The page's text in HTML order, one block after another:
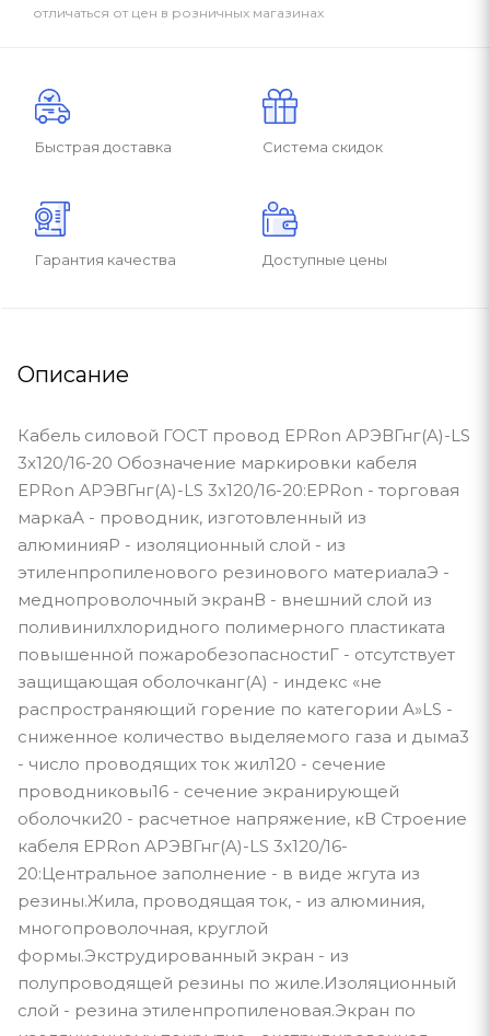
отличаться от цен в розничных магазинах
Быстрая доставка Система скидок
Гарантия качества Доступные цены
Описание
Кабель силовой ГОСТ провод EPRon АРЭВГнг(A)-LS
3x120/16-20 Обозначение маркировки кабеля
EPRon АРЭВГнг(A)-LS 3x120/16-20:EPRon - торговая
маркаА - проводник, изготовленный из
алюминияР - изоляционный слой - из
этиленпропиленового резинового материалаЭ -
меднопроволочный экранВ - внешний слой из
поливинилхлоридного полимерного пластиката
повышенной пожаробезопасностиГ - отсутствует
защищающая оболочканг(A) - индекс «не
распространяющий горение по категории А»LS -
сниженное количество выделяемого газа и дыма3
- число проводящих ток жил120 - сечение
проводниковы16 - сечение экранирующей
оболочки20 - расчетное напряжение, кВ Строение
кабеля EPRon АРЭВГнг(A)-LS 3x120/16-
20:Центральное заполнение - в виде жгута из
резины.Жила, проводящая ток, - из алюминия,
многопроволочная, круглой
формы.Экструдированный экран - из
полупроводящей резины по жиле.Изоляционный
слой - резина этиленпропиленовая.Экран по